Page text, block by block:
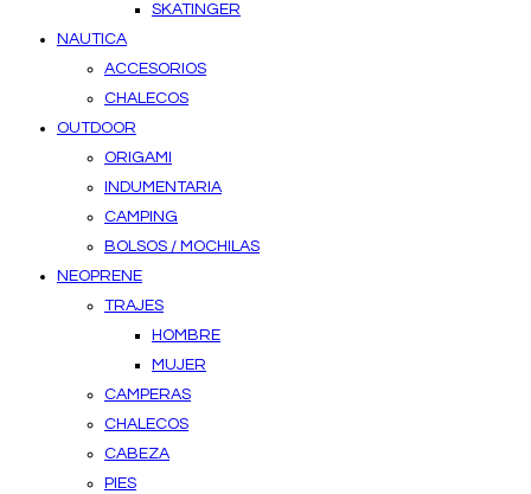
SKATINGER
NAUTICA
ACCESORIOS
CHALECOS
OUTDOOR
ORIGAMI
INDUMENTARIA
CAMPING
BOLSOS / MOCHILAS
NEOPRENE
TRAJES
HOMBRE
MUJER
CAMPERAS
CHALECOS
CABEZA
PIES